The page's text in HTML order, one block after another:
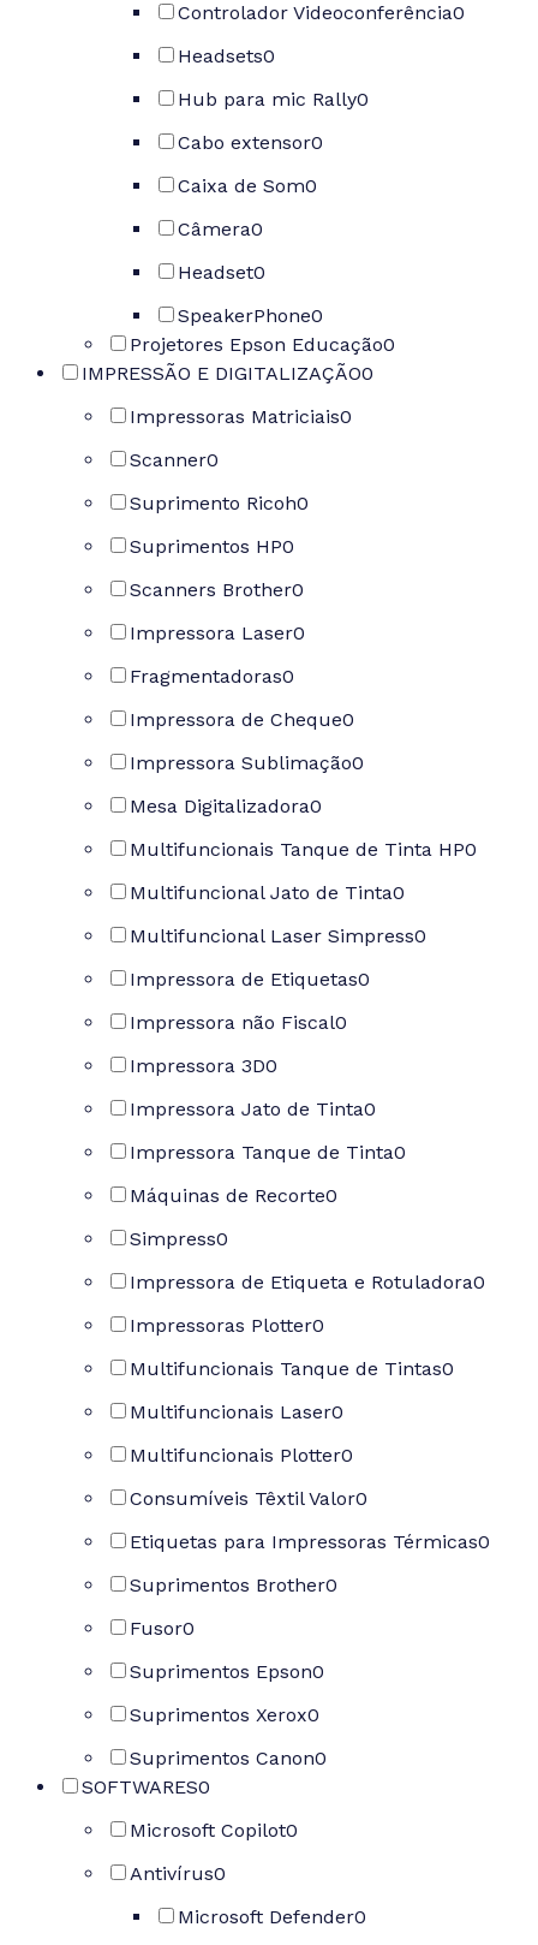
Controlador Videoconferência0
Headsets0
Hub para mic Rally0
Cabo extensor0
Caixa de Som0
Câmera0
Headset0
SpeakerPhone0
Projetores Epson Educação0
IMPRESSÃO E DIGITALIZAÇÃO0
Impressoras Matriciais0
Scanner0
Suprimento Ricoh0
Suprimentos HP0
Scanners Brother0
Impressora Laser0
Fragmentadoras0
Impressora de Cheque0
Impressora Sublimação0
Mesa Digitalizadora0
Multifuncionais Tanque de Tinta HP0
Multifuncional Jato de Tinta0
Multifuncional Laser Simpress0
Impressora de Etiquetas0
Impressora não Fiscal0
Impressora 3D0
Impressora Jato de Tinta0
Impressora Tanque de Tinta0
Máquinas de Recorte0
Simpress0
Impressora de Etiqueta e Rotuladora0
Impressoras Plotter0
Multifuncionais Tanque de Tintas0
Multifuncionais Laser0
Multifuncionais Plotter0
Consumíveis Têxtil Valor0
Etiquetas para Impressoras Térmicas0
Suprimentos Brother0
Fusor0
Suprimentos Epson0
Suprimentos Xerox0
Suprimentos Canon0
SOFTWARES0
Microsoft Copilot0
Antivírus0
Microsoft Defender0